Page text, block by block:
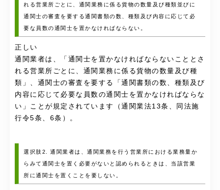
れる営業所ごとに、通関業務に係る貨物の数量及び種類並びに
通関士の審査を要する通関書類の数、種類及び内容に応じて必
要な員数の通関士を置かなければならない。
正しい
通関業者は、「通関士を置かなければならないこととさ
れる営業所ごとに、通関業務に係る貨物の数量及び種
類」、通関士の審査を要する「通関書類の数、種類及び
内容に応じて必要な員数の通関士を置かなければならな
い」ことが規定されています（通関業法13条、同法施
行令5条、6条）。
選択肢2. 通関業者は、通関業務を行う営業所における業務量か
らみて通関士を置く必要がないと認められるときは、当該営業
所に通関士を置くことを要しない。